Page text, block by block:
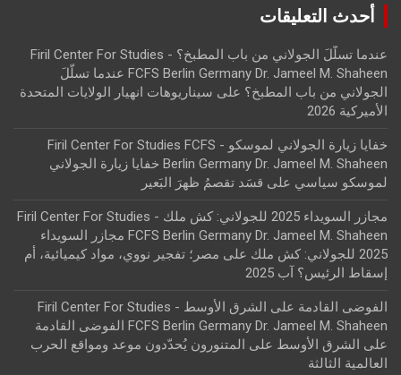
أحدث التعليقات
عندما تسلّلَ الجولاني من باب المطبخ؟ - Firil Center For Studies
FCFS Berlin Germany Dr. Jameel M. Shaheen عندما تسلّلَ
الجولاني من باب المطبخ؟ على سيناريوهات انهيار الولايات المتحدة
الأميركية 2026
خفايا زيارة الجولاني لموسكو - Firil Center For Studies FCFS
Berlin Germany Dr. Jameel M. Shaheen خفايا زيارة الجولاني
لموسكو سياسي على قسَد تقصمُ ظهرَ البَعير
مجازر السويداء 2025 للجولاني: كش ملك - Firil Center For Studies
FCFS Berlin Germany Dr. Jameel M. Shaheen مجازر السويداء
2025 للجولاني: كش ملك
على مصر؛ تفجير نووي، مواد كيميائية، أم
إسقاط الرئيس؟ آب 2025
الفوضى القادمة على الشرق الأوسط - Firil Center For Studies
FCFS Berlin Germany Dr. Jameel M. Shaheen الفوضى القادمة
على الشرق الأوسط على
المتنورون يُحدّدون موعد ومواقع الحرب
العالمية الثالثة